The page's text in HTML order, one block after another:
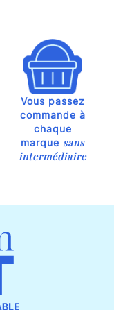
Vous passez
commande à
chaque
marque sans
intermédiaire